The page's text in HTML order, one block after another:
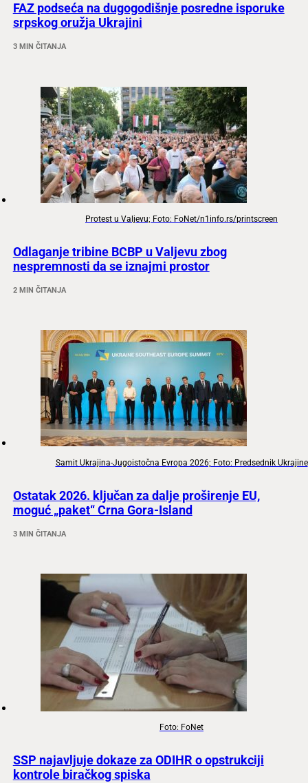
FAZ podseća na dugogodišnje posredne isporuke
srpskog oružja Ukrajini
3 MIN ČITANJA
Protest u Valjevu; Foto: FoNet/n1info.rs/printscreen
Odlaganje tribine BCBP u Valjevu zbog
nespremnosti da se iznajmi prostor
2 MIN ČITANJA
Samit Ukrajina-Jugoistočna Evropa 2026; Foto: Predsednik Ukrajine
Ostatak 2026. ključan za dalje proširenje EU,
moguć „paket“ Crna Gora-Island
3 MIN ČITANJA
Foto: FoNet
SSP najavljuje dokaze za ODIHR o opstrukciji
kontrole biračkog spiska